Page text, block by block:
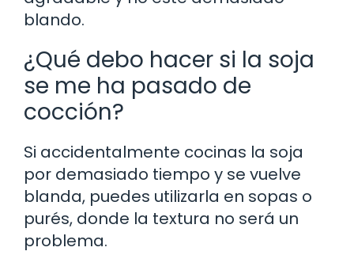
blando.
¿Qué debo hacer si la soja
se me ha pasado de
cocción?
Si accidentalmente cocinas la soja
por demasiado tiempo y se vuelve
blanda, puedes utilizarla en sopas o
purés, donde la textura no será un
problema.